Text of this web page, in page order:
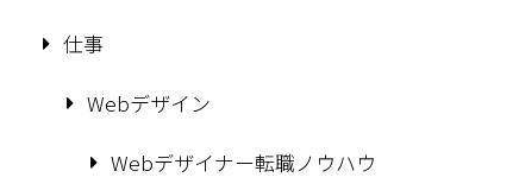
仕事
Webデザイン
Webデザイナー転職ノウハウ